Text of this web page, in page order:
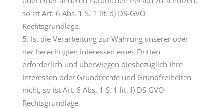
so ist Art. 6 Abs. 1 S. 1 lit. d) DS-GVO
Rechtsgrundlage.
Ist die Verarbeitung zur Wahrung unserer oder
der berechtigten Interessen eines Dritten
erforderlich und überwiegen diesbezüglich Ihre
Interessen oder Grundrechte und Grundfreiheiten
nicht, so ist Art. 6 Abs. 1 S. 1 lit. f) DS-GVO
Rechtsgrundlage.